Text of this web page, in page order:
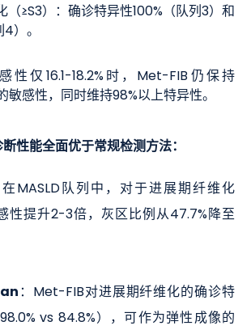
（≥S3）：确诊特异性100%（队列3）和
）。
性仅16.1-18.2%时，Met-FIB仍保持
敏感性，同时维持98%以上特异性。
性能全面优于常规检测方法：
在MASLD队列中，对于进展期纤维化
性提升2-3倍，灰区比例从47.7%降至
：Met-FIB对进展期纤维化的确诊特
vs 84.8%），可作为弹性成像的